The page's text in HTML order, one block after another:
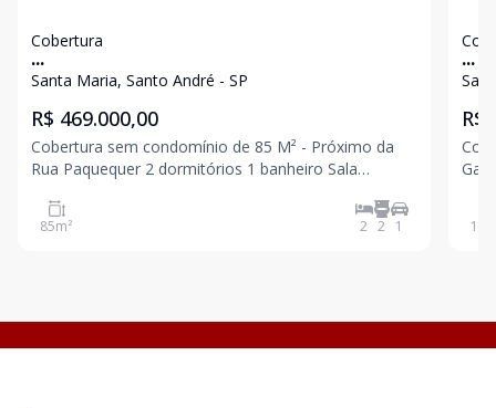
Cobertura
...
Santa Maria, Santo André - SP
R$ 469.000,00
Cobertura sem condomínio de 85 M² - Próximo da
Rua Paquequer 2 dormitórios 1 banheiro Sala
coberta Lavabo Área de serviço 1 vaga Excelente
localização, fácil acesso para SCS. Agende sua
85m² 2 2 1
...
R$
Gago
100